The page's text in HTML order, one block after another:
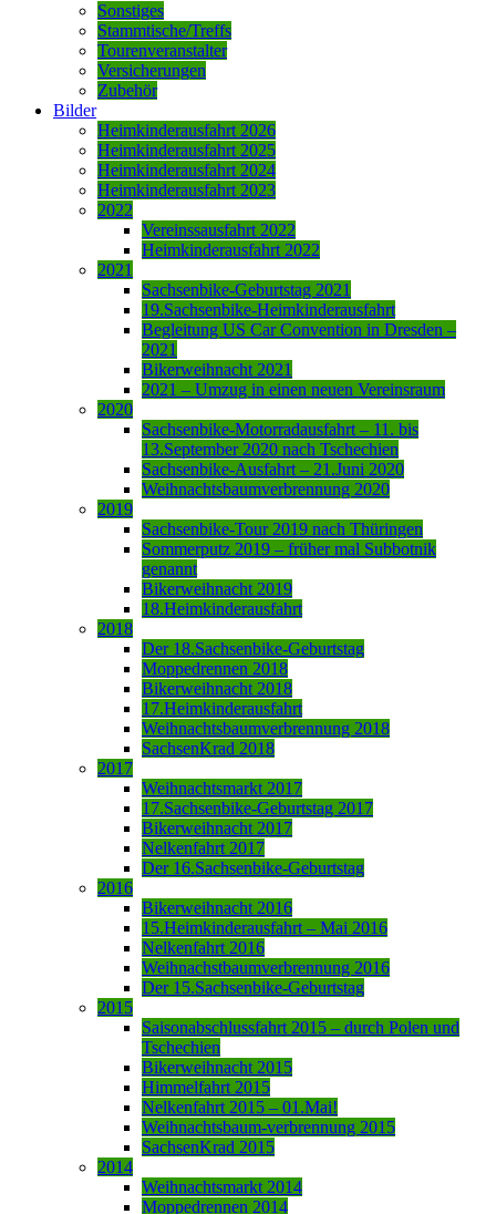
Sonstiges
Stammtische/Treffs
Tourenveranstalter
Versicherungen
Zubehör
Bilder
Heimkinderausfahrt 2026
Heimkinderausfahrt 2025
Heimkinderausfahrt 2024
Heimkinderausfahrt 2023
2022
Vereinssausfahrt 2022
Heimkinderausfahrt 2022
2021
Sachsenbike-Geburtstag 2021
19.Sachsenbike-Heimkinderausfahrt
Begleitung US Car Convention in Dresden –
2021
Bikerweihnacht 2021
2021 – Umzug in einen neuen Vereinsraum
2020
Sachsenbike-Motorradausfahrt – 11. bis
13.September 2020 nach Tschechien
Sachsenbike-Ausfahrt – 21.Juni 2020
Weihnachtsbaumverbrennung 2020
2019
Sachsenbike-Tour 2019 nach Thüringen
Sommerputz 2019 – früher mal Subbotnik
genannt
Bikerweihnacht 2019
18.Heimkinderausfahrt
2018
Der 18.Sachsenbike-Geburtstag
Moppedrennen 2018
Bikerweihnacht 2018
17.Heimkinderausfahrt
Weihnachtsbaumverbrennung 2018
SachsenKrad 2018
2017
Weihnachtsmarkt 2017
17.Sachsenbike-Geburtstag 2017
Bikerweihnacht 2017
Nelkenfahrt 2017
Der 16.Sachsenbike-Geburtstag
2016
Bikerweihnacht 2016
15.Heimkinderausfahrt – Mai 2016
Nelkenfahrt 2016
Weihnachstbaumverbrennung 2016
Der 15.Sachsenbike-Geburtstag
2015
Saisonabschlussfahrt 2015 – durch Polen und
Tschechien
Bikerweihnacht 2015
Himmelfahrt 2015
Nelkenfahrt 2015 – 01.Mai!
Weihnachtsbaum-verbrennung 2015
SachsenKrad 2015
2014
Weihnachtsmarkt 2014
Moppedrennen 2014